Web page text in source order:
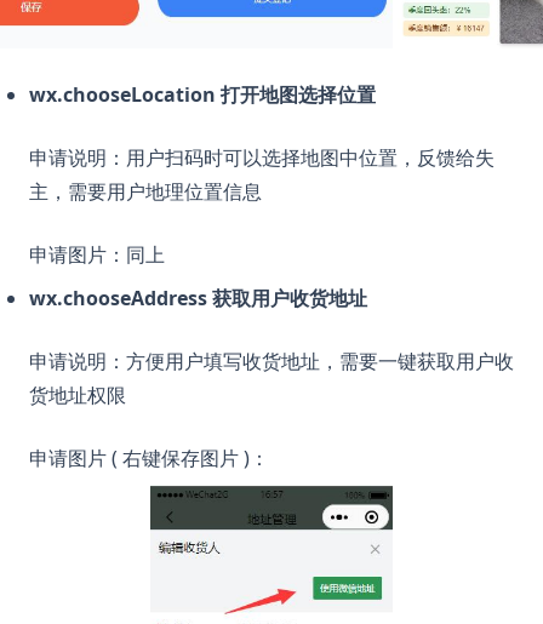
wx.chooseLocation 打开地图选择位置
申请说明：用户扫码时可以选择地图中位置，反馈给失
主，需要用户地理位置信息
申请图片：同上
wx.chooseAddress 获取用户收货地址
申请说明：方便用户填写收货地址，需要一键获取用户收
货地址权限
申请图片 ( 右键保存图片 )：